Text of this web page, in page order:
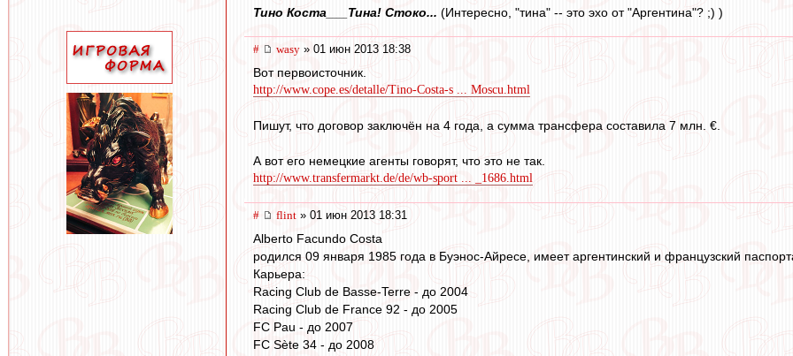
Тино Коста___Тина! Стоко... (Интересно, "тина" -- это эхо от "Аргентина"? ;) )
# wasy » 01 июн 2013 18:38
Вот первоисточник.
http://www.cope.es/detalle/Tino-Costa-s ... Moscu.html
Пишут, что договор заключён на 4 года, а сумма трансфера составила 7 млн. €.
А вот его немецкие агенты говорят, что это не так.
http://www.transfermarkt.de/de/wb-sport ... _1686.html
# flint » 01 июн 2013 18:31
Alberto Facundo Costa
родился 09 января 1985 года в Буэнос-Айресе, имеет аргентинский и французский
Карьера:
Racing Club de Basse-Terre - до 2004
Racing Club de France 92 - до 2005
FC Pau - до 2007
FC Sète 34 - до 2008